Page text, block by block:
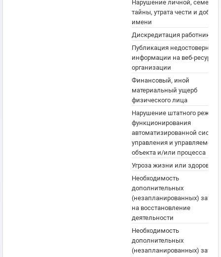
Нарушение личной,
тайны, утрата чести и
имени
Дискредитация работников
Публикация недостоверной
информации на веб-ресурсах
организации
Финансовый, иной
материальный ущерб
физического лица
Нарушение штатного режима
функционирования
автоматизированной
управления и управляемого
объекта и/или процесса
Угроза жизни или здоровью
Необходимость
дополнительных
(незапланированных) затрат
на восстановление
деятельности
Необходимость
дополнительных
(незапланированных) затрат